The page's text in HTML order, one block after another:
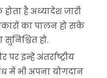
है अध्यादेश जारी
का पालन हो सके
हो.
इन्हें अंतर्राष्ट्रीय
में भी अपना योगदान